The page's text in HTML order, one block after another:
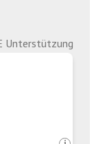
Unterstützung